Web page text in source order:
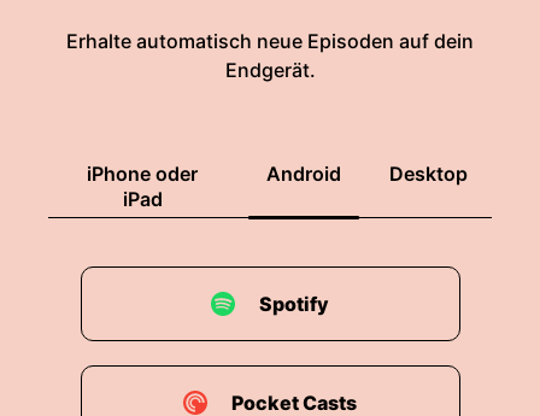
Erhalte automatisch neue Episoden auf dein
Endgerät.
iPhone oder
iPad
Android Desktop
Spotify
Pocket Casts